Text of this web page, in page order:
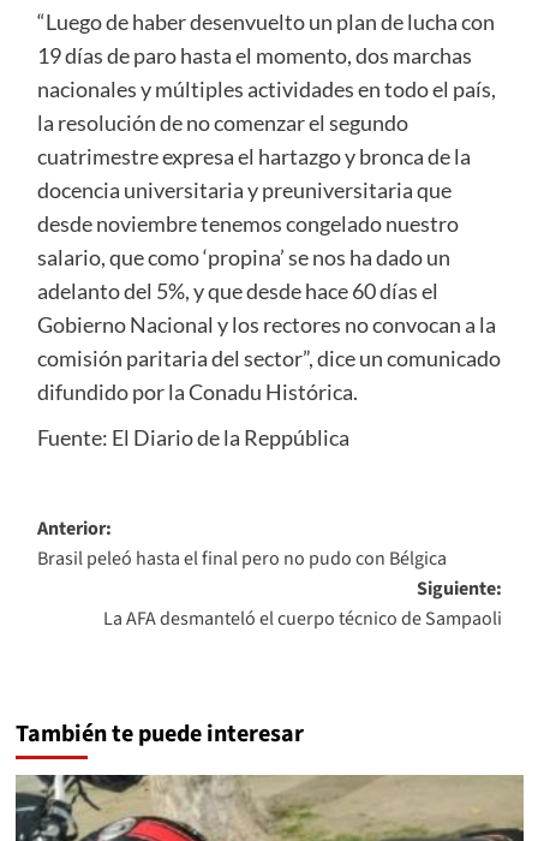
“Luego de haber desenvuelto un plan de lucha con
19 días de paro hasta el momento, dos marchas
nacionales y múltiples actividades en todo el país,
la resolución de no comenzar el segundo
cuatrimestre expresa el hartazgo y bronca de la
docencia universitaria y preuniversitaria que
desde noviembre tenemos congelado nuestro
salario, que como ‘propina’ se nos ha dado un
adelanto del 5%, y que desde hace 60 días el
Gobierno Nacional y los rectores no convocan a la
comisión paritaria del sector”, dice un comunicado
difundido por la Conadu Histórica.
Fuente: El Diario de la Reppública
Navegación
de
entradas
Anterior:
Brasil peleó hasta el final pero no pudo con Bélgica
Siguiente:
La AFA desmanteló el cuerpo técnico de Sampaoli
También te puede interesar